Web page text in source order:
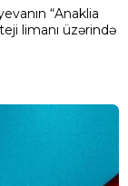
“Anaklia
limanı üzərində